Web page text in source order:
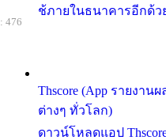
ช้ภายในธนาคารอีกด้ว
Thscore (App รายงา
ต่างๆ ทั่วโลก)
ดาวน์โหลดแอป
476